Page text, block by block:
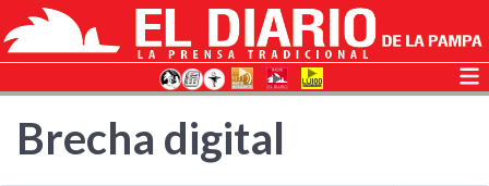
Brecha digital